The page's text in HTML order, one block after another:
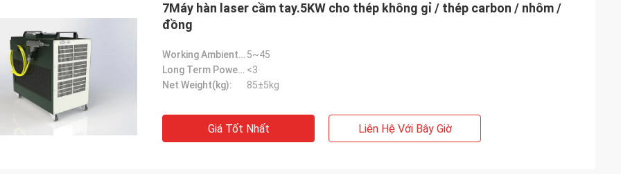
7Máy hàn laser cầm tay.5KW cho thép không gỉ / thép carbon / nhôm /
đồng
Working Ambient Temperature(℃): 5~45
Long Term Power Stability(%): <3
Net Weight(kg):
85±5kg
Giá Tốt Nhất Liên Hệ Với Bây Giờ